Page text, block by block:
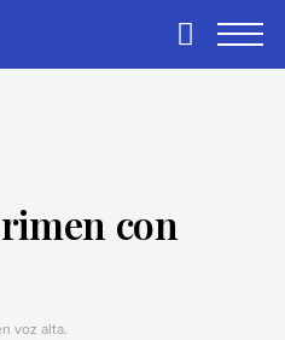
Primary
con
voz alta.